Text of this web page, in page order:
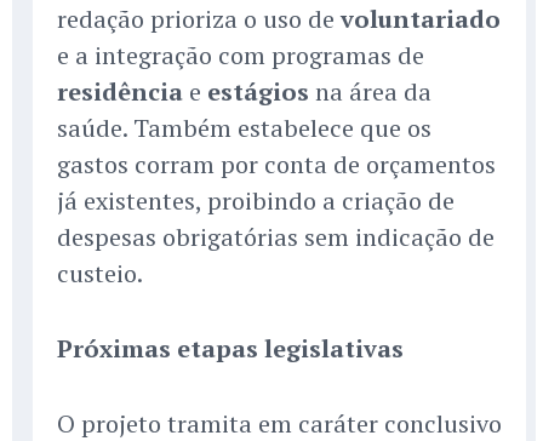
redação prioriza o uso devoluntariado
e a integração com programas de
residência e estágios na área da
saúde. Também estabelece que os
gastos corram por conta de orçamentos
já existentes, proibindo a criação de
despesas obrigatórias sem indicação de
custeio.
Próximas etapas legislativas
O projeto tramita em caráter conclusivo